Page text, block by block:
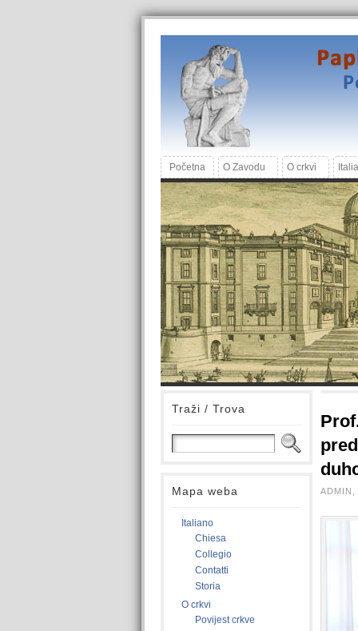
Početna O Zavodu O crkvi
Traži / Trova
Mapa weba
Italiano
Chiesa
Collegio
Contatti
Storia
O crkvi
Povijest crkve